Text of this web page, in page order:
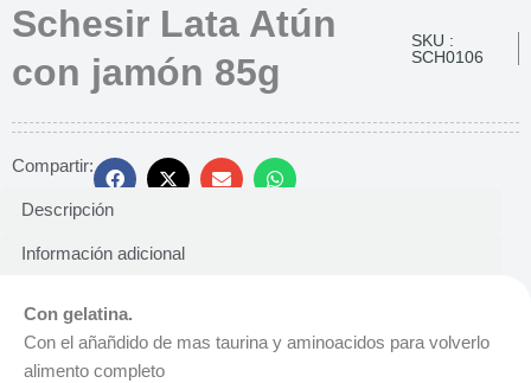
Schesir Lata Atún
con jamón 85g
SKU :
SCH0106
Compartir:
Descripción
Información adicional
Con gelatina.
Con el añañdido de mas taurina y aminoacidos para volverlo
alimento completo